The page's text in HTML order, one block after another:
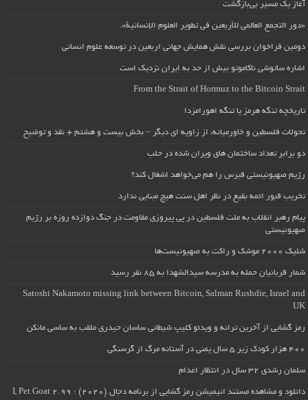
آغاز یک مسیر بی‌بازگشت
«دور التجمع العالمي للأربعين في تطوير العلوم الإنسانية».
دومین فراخوان بررسی نقش همایش جهانی اربعین در توسعه علوم انسانی
اشاره ساتوشی ناکاموتو بیش از حد به ایران نزدیک است
From the Strait of Hormuz to the Bitcoin Strait
تاریخچه تنگه هرمز یا تنگه اهورامزدا
تحولات فلسطین و خاورمیانه، از زاویه ای دیگر – بخش بیست و هشتم + نقد و توضیح
دو برابر تعداد ساختمان های ویران شده در حلب
رژیم صهیونیستی قبرس را هم می‌خواهد اشغال کند؟
تخریب قبور ائمه بقیع در نظر اهل سنت هیچ مبنایی ندارد
پیام رهبر انقلاب به ملت فلسطین در پی پیروزی مقاومت در جنگ دوازده روزه بر رژیم
صهیونیستی
شلیک ۲۰۰۰ موشک و راکت به صهیونیست‌ها
شمار قربانیان حمله به مدرسه سیدالشهدا به ۸۵ نفر رسید
Satoshi Nakamoto missing link between Bitcoin, Salman Rushdie, Israel and
UK
رمز گشایی از آخرین ترانه و ویدئو کلیپ شیطانی ساسان حیدری ملقب به ساسی مانکن
۴۰۰ هزار کودک زیر ۵ سال یمنی در آستانه مرگ از گرسنگی
سلمان رشدی ۳۲ سال در انتظار اعدام
دانلود و مشاهده مستند انیمیشن رمز گشایی از برنامه دجال (۲۰۲۰) : I, Pet Goat 2.99